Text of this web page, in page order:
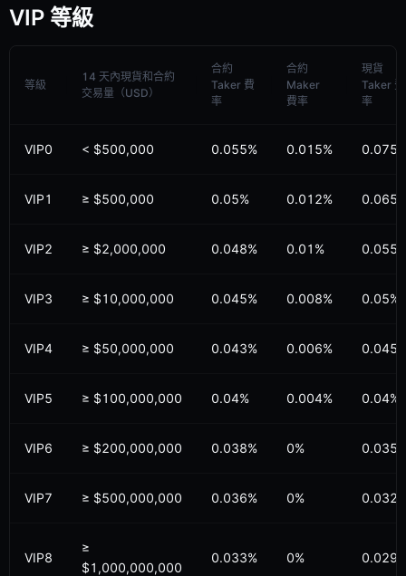
VIP 等級
等級
14 天內現貨和合約
交易量（USD）
合約
Taker 費
率
合約
Maker
費率
現貨
Taker 費
率
VIP0 < $500,000 0.055% 0.015%
VIP1 ≥ $500,000 0.05% 0.012%
VIP2 ≥ $2,000,000 0.048% 0.01%
VIP3 ≥ $10,000,000 0.045% 0.008% 0.05%
VIP4 ≥ $50,000,000 0.043% 0.006%
VIP5 ≥ $100,000,000 0.04% 0.004% 0.04%
VIP6 ≥ $200,000,000 0.038% 0%
VIP7 ≥ $500,000,000 0.036% 0%
VIP8
≥
$1,000,000,000
0.033% 0%